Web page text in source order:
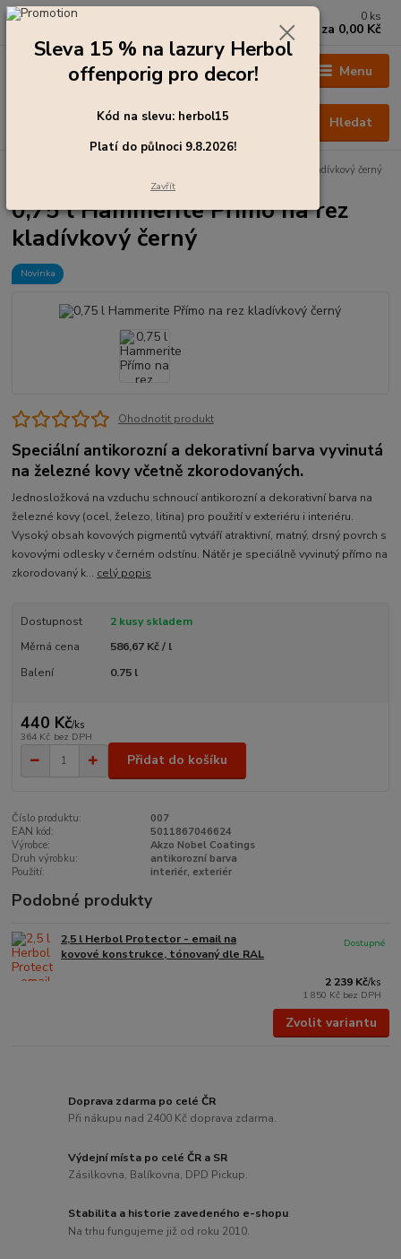
Menu
Hledat
+420 273 136 255
0 ks
za 0,00 Kč
0,75 l Hammerite Přímo na rez kladívkový černý
0,75 l Hammerite Přímo na rez
kladívkový černý
Novinka
Ohodnotit produkt
Speciální antikorozní a dekorativní barva vyvinutá
na železné kovy včetně zkorodovaných.
Jednosložková na vzduchu schnoucí antikorozní a dekorativní barva na
železné kovy (ocel, železo, litina) pro použití v exteriéru i interiéru.
Vysoký obsah kovových pigmentů vytváří atraktivní, matný, drsný povrch s
kovovými odlesky v černém odstínu. Nátěr je speciálně vyvinutý přímo na
zkorodovaný k... celý popis
Dostupnost
2 kusy skladem
Měrná cena
586,67 Kč / l
Balení
0.75 l
440 Kč/ks
364 Kč bez DPH
Přidat do košíku
Číslo produktu:
007
EAN kód:
5011867046624
Výrobce:
Akzo Nobel Coatings
Druh výrobku:
antikorozní barva
Použití:
interiér, exteriér
Podobné produkty
2,5 l Herbol Protector - email na
kovové konstrukce, tónovaný dle RAL
2 239 Kč/ks
1 850 Kč bez DPH
Dostupné
Zvolit variantu
Doprava zdarma po celé ČR
Při nákupu nad 2400 Kč doprava zdarma.
Výdejní místa po celé ČR a SR
Zásilkovna, Balíkovna, DPD Pickup.
Stabilita a historie zavedeného e-shopu
Na trhu fungujeme již od roku 2010.
Sleva 15 % na lazury Herbol
offenporig pro decor!
Kód na slevu: herbol15
Platí do půlnoci 9.8.2026!
Zavřít